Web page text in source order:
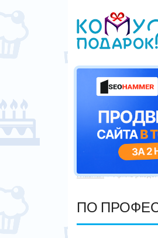
Главная  Архив
ПО